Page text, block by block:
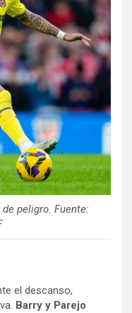
peligro. Fuente:
el descanso,
Barry y Parejo